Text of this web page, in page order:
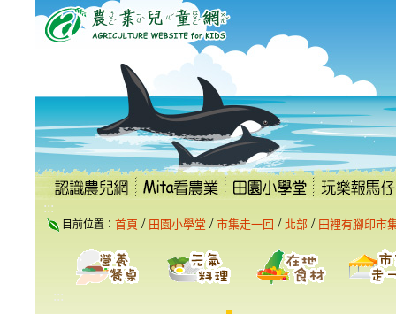
到
內
容
區
:::
目前位置： 首頁 / 田園小學堂 / 市集走一回 / 北部 / 田裡有腳印市
:::